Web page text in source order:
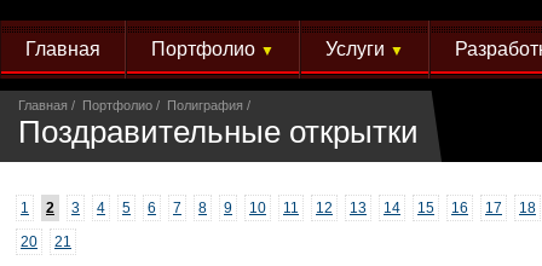
Главная Портфолио ▼ Услуги ▼
Главная Портфолио Полиграфия
Поздравительные открытки
1 2 3 4 5 6 7 8 9 10 11 12 13 14 15 16 17
18
20
21